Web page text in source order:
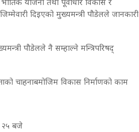
दिइएको मुख्यमन्त्री पौडेलले जानकारी
पौडेलले नै सम्हाल्ने मन्त्रिपरिषद्
चाहनाबमोजिम विकास निर्माणको काम
२५ बजे